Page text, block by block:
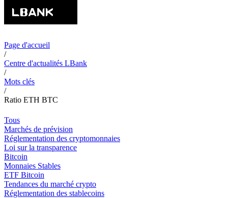
Page d'accueil
/
Centre d'actualités LBank
/
Mots clés
/
Ratio ETH BTC
Tous
Marchés de prévision
Réglementation des cryptomonnaies
Loi sur la transparence
Bitcoin
Monnaies Stables
ETF Bitcoin
Tendances du marché crypto
Réglementation des stablecoins